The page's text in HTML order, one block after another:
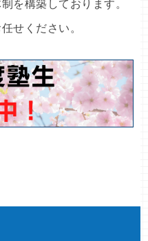
を構築しております。
せください。